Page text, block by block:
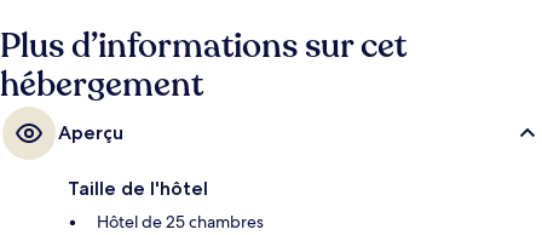
Plus d’informations sur cet
hébergement
Aperçu
Taille de l'hôtel
Hôtel de 25 chambres